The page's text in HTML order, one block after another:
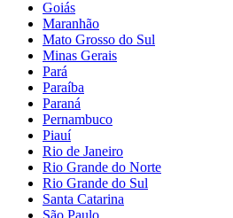
Goiás
Maranhão
Mato Grosso do Sul
Minas Gerais
Pará
Paraíba
Paraná
Pernambuco
Piauí
Rio de Janeiro
Rio Grande do Norte
Rio Grande do Sul
Santa Catarina
São Paulo